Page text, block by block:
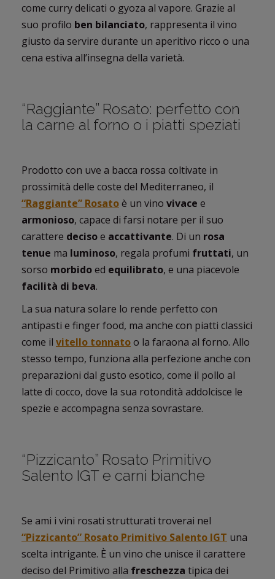
come curry delicati o gyoza al vapore. Grazie al
suo profilo ben bilanciato, rappresenta il vino
giusto da servire durante un aperitivo ricco o una
cena estiva all’insegna della varietà.
“Raggiante” Rosato: perfetto con
la carne al forno o i piatti speziati
Prodotto con uve a bacca rossa coltivate in
prossimità delle coste del Mediterraneo, il
“Raggiante” Rosatoè un vino vivace e
armonioso, capace di farsi notare per il suo
carattere decisoe accattivante. Di un rosa
tenue ma luminoso, regala profumi fruttati, un
sorso morbidoed equilibrato, e una piacevole
facilità di beva.
La sua natura solare lo rende perfetto con
antipasti e finger food, ma anche con piatti classici
come il vitello tonnatoo la faraona al forno. Allo
stesso tempo, funziona alla perfezione anche con
preparazioni dal gusto esotico, come il pollo al
latte di cocco, dove la sua rotondità addolcisce le
spezie e accompagna senza sovrastare.
“Pizzicanto” Rosato Primitivo
Salento IGT e carni bianche
Se ami i vini rosati strutturati troverai nel
“Pizzicanto” Rosato Primitivo Salento IGT una
scelta intrigante. È un vino che unisce il carattere
deciso del Primitivo alla freschezza tipica dei